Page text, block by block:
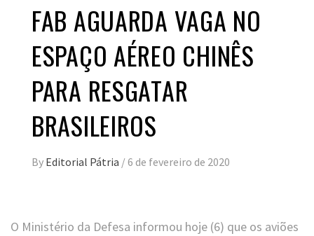
FAB AGUARDA VAGA NO
ESPAÇO AÉREO CHINÊS
PARA RESGATAR
BRASILEIROS
By Editorial Pátria /6 de fevereiro de 2020
O Ministério da Defesa informou hoje (6) que os aviões